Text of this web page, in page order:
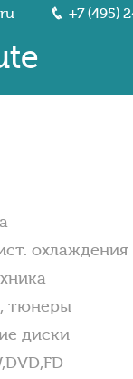
+7 (495)
охлаждения
тюнеры
диски